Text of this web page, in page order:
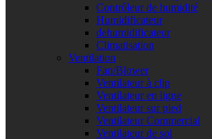
Contrôleur de humidité
Humidificateur
dehumidificateur
Climatisation
Ventilation
Fan/Blower
Ventilateur à clip
Ventilateur en ligne
Ventilateur sur pied
Ventilateur Commercial
Ventilateur de sol